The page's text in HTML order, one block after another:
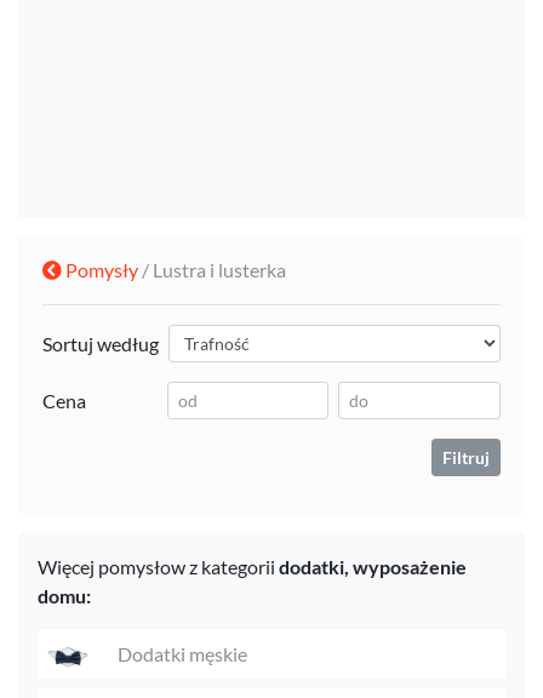
Pomysły / Lustra i lusterka
Sortuj według
Cena
Filtruj
Więcej pomysłow z kategorii dodatki, wyposażenie
domu:
Dodatki męskie